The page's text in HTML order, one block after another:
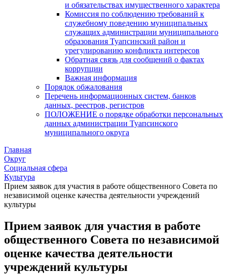
и обязательствах имущественного характера
Комиссия по соблюдению требований к
служебному поведению муниципальных
служащих администрации муниципального
образования Туапсинский район и
урегулированию конфликта интересов
Обратная связь для сообщений о фактах
коррупции
Важная информация
Порядок обжалования
Перечень информационных систем, банков
данных, реестров, регистров
ПОЛОЖЕНИЕ о порядке обработки персональных
данных администрации Туапсинского
муниципального округа
Главная
Округ
Социальная сфера
Культура
Прием заявок для участия в работе общественного Совета по
независимой оценке качества деятельности учреждений
культуры
Прием заявок для участия в работе
общественного Совета по независимой
оценке качества деятельности
учреждений культуры